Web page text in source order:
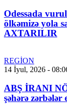
Odessada
ölkəmizə yola
AXTARILIR
REGİON
14 İyul, 2026 -
ABŞ İRANI
şəhərə zərbələr